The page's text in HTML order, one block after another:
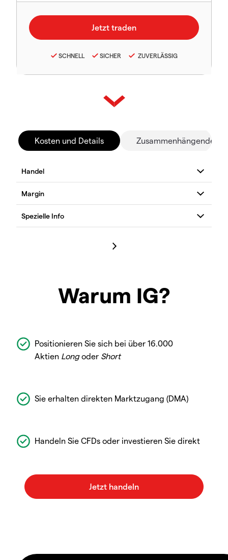
SCHNELL SICHER ZUVERLÄSSIG
Kosten und Details Zusammenhängende
Warum IG?
Positionieren Sie sich bei über 16.000
Aktien Longoder Short
Sie erhalten direkten Marktzugang (DMA)
Handeln Sie CFDs oder investieren Sie direkt